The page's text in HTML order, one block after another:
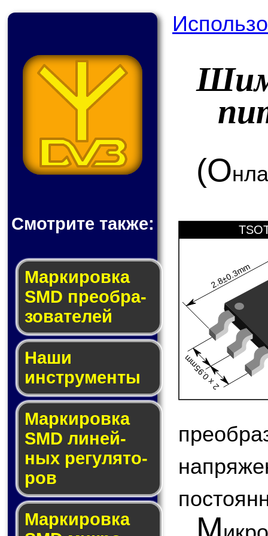
Смотрите также:
Мар­ки­ров­ка
SMD пре­об­ра­
зо­ва­те­лей
Наши
инструменты
Маркировка
SMD ли­ней­
ных ре­гу­ля­то­
ров
Маркировка
(О
2.8±0.3mm
2 x 0.95mm
М